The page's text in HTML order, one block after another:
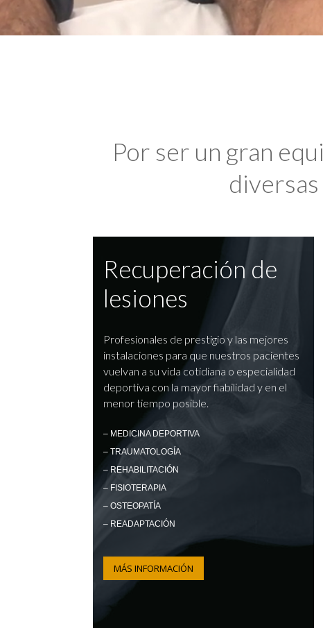
Por ser un gran
Recuperación de
lesiones
Profesionales de prestigio y las mejores
instalaciones para que nuestros pacientes
vuelvan a su vida cotidiana o especialidad
deportiva con la mayor fiabilidad y en el
menor tiempo posible.
– MEDICINA DEPORTIVA
– TRAUMATOLOGÍA
– REHABILITACIÓN
– FISIOTERAPIA
– OSTEOPATÍA
– READAPTACIÓN
MÁS INFORMACIÓN